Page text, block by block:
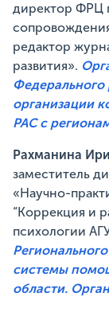
директор ФРЦ
редактор
развития».
Федерального
организации
РАС с
Рахманина
заместитель
«Научно-
“Коррекция и
психологии
системы
области.